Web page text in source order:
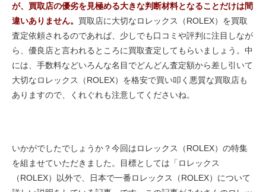
が、買取店の優劣を見極める大きな判断材料となることだけは間
違いありません。 買取店に大切なロレックス（ROLEX）を買取
査定依頼されるのであれば、少しでも口コミや評判に注目しなが
ら、優良店と言われるところに買取査定してもらいましょう。中
には、手数料などいろんな名目でどんどん査定額から差し引いて
大切なロレックス（ROLEX）を格安で買い叩く悪質な買取店も
ありますので、くれぐれも注意してくださいね。
いかがでしたでしょうか？今回はロレックス（ROLEX）の特集
を組ませていただきました。目標としては「ロレックス
（ROLEX）以外で、日本で一番ロレックス（ROLEX）について